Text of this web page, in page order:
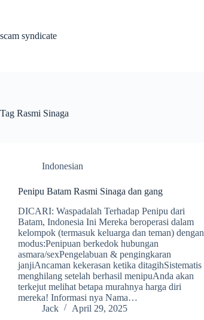
scam syndicate
Tag Rasmi Sinaga
Indonesian
Penipu Batam Rasmi Sinaga dan gang
DICARI: Waspadalah Terhadap Penipu dari
Batam, Indonesia Ini Mereka beroperasi dalam
kelompok (termasuk keluarga dan teman) dengan
modus:Penipuan berkedok hubungan
asmara/sexPengelabuan & pengingkaran
janjiAncaman kekerasan ketika ditagihSistematis
menghilang setelah berhasil menipuAnda akan
terkejut melihat betapa murahnya harga diri
mereka! Informasi nya Nama…
Jack
April 29, 2025